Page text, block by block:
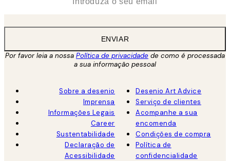
ENVIAR
Por favor leia a nossa Política de privacidade de como é processada
a sua informação pessoal
Sobre a desenio
Imprensa
Informações Legais
Career
Sustentabilidade
Declaração de
Acessibilidade
Desenio Art Advice
Serviço de clientes
Acompanhe a sua
encomenda
Condições de compra
Política de
confidencialidade